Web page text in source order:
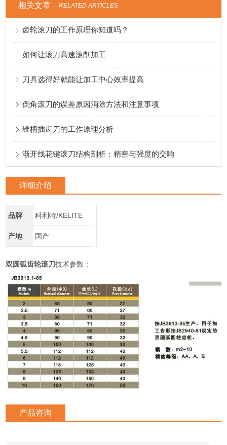
相关文章 RELATED ARTICLES
齿轮滚刀的工作原理你知道吗？
如何让滚刀高速滚削加工
刀具选得好就能让加工中心效率提高
倒角滚刀的误差原因消除方法和注意事项
锥柄插齿刀的工作原理分析
渐开线花键滚刀结构剖析：精密与强度的交响
详细介绍
品牌 科利特/KELITE
产地 国产
双圆弧齿轮滚刀技术参数：
产品咨询